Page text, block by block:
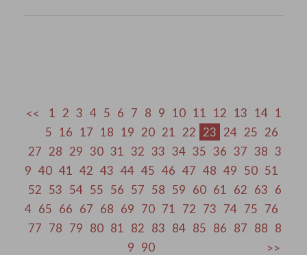
1 2 3 4 5 6 7 8 9 10 11 12 13 14 1
5 16 17 18 19 20 21 22 23 24 25 26
27 28 29 30 31 32 33 34 35 36 37 38 3
9 40 41 42 43 44 45 46 47 48 49 50 51
52 53 54 55 56 57 58 59 60 61 62 63 6
4 65 66 67 68 69 70 71 72 73 74 75 76
77 78 79 80 81 82 83 84 85 86 87 88 8
9 90